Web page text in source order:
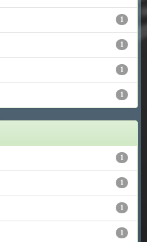
1
1
1
1
1
1
1
1